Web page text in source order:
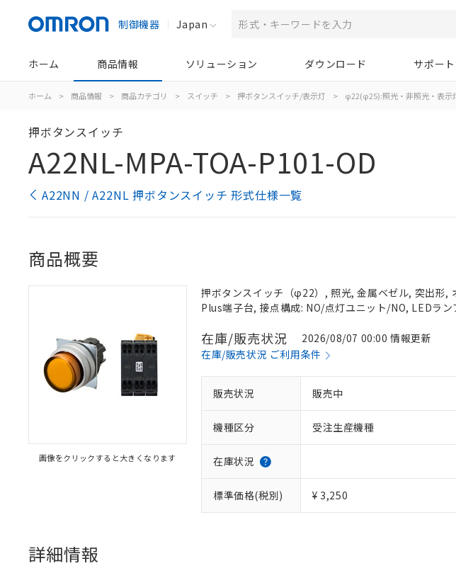
制御機器 Japan
ホーム 商品情報 ソリューション ダウンロード サポート
ホーム > 商品情報 > 商品カテゴリ > スイッチ > 押ボタンスイッチ/表示灯 > φ22(φ25):照光・非照光・表示
押ボタンスイッチ
A22NL-MPA-TOA-P101-OD
A22NN / A22NL 押ボタンスイッチ 形式仕様一覧
商品概要
画像をクリックすると大きくなります
押ボタンスイッチ（φ22）, 照光, 金属ベゼル, 突出形,
Plus端子台, 接点構成: NO/点灯ユニット/NO, LEDラ
在庫/販売状況
2026/08/07 00:00 情報更新
在庫/販売状況 ご利用条件
販売状況 販売中
機種区分 受注生産機種
在庫状況
標準価格(税別) ¥ 3,250
詳細情報